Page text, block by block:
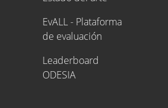
EvALL - Plataforma
de evaluación
Leaderboard
ODESIA